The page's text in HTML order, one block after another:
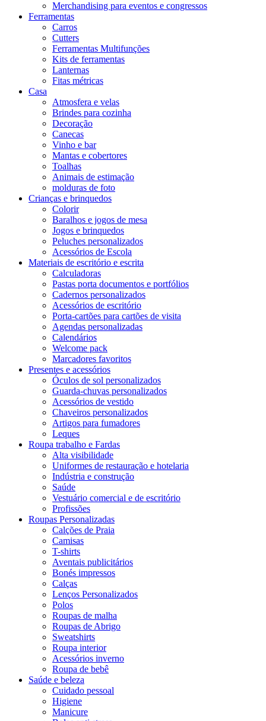
Merchandising para eventos e congressos
Ferramentas
Carros
Cutters
Ferramentas Multifunções
Kits de ferramentas
Lanternas
Fitas métricas
Casa
Atmosfera e velas
Brindes para cozinha
Decoração
Canecas
Vinho e bar
Mantas e cobertores
Toalhas
Animais de estimação
molduras de foto
Crianças e brinquedos
Colorir
Baralhos e jogos de mesa
Jogos e brinquedos
Peluches personalizados
Acessórios de Escola
Materiais de escritório e escrita
Calculadoras
Pastas porta documentos e portfólios
Cadernos personalizados
Acessórios de escritório
Porta-cartões para cartões de visita
Agendas personalizadas
Calendários
Welcome pack
Marcadores favoritos
Presentes e acessórios
Óculos de sol personalizados
Guarda-chuvas personalizados
Acessórios de vestido
Chaveiros personalizados
Artigos para fumadores
Leques
Roupa trabalho e Fardas
Alta visibilidade
Uniformes de restauração e hotelaria
Indústria e construção
Saúde
Vestuário comercial e de escritório
Profissões
Roupas Personalizadas
Calções de Praia
Camisas
T-shirts
Aventais publicitários
Bonés impressos
Calças
Lenços Personalizados
Polos
Roupas de malha
Roupas de Abrigo
Sweatshirts
Roupa interior
Acessórios inverno
Roupa de bebê
Saúde e beleza
Cuidado pessoal
Higiene
Manicure